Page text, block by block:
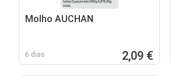
Molho AUCHAN
6 dias 2,09 €